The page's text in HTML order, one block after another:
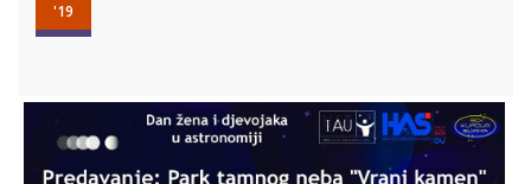
'19